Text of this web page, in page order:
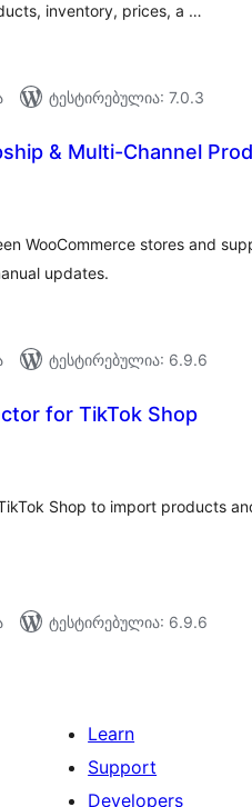
inventory, prices, a …
ტესტირებულია: 7.0.3
& Multi-Channel
WooCommerce stores and
updates.
ტესტირებულია: 6.9.6
for TikTok Shop
Shop to import products
ტესტირებულია: 6.9.6
Learn
Support
Developers